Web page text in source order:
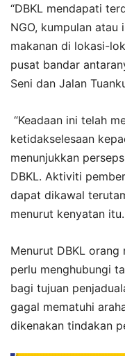
“DBKL mendapati
NGO, kumpulan
makanan di lokasi-
pusat bandar
Seni dan Jalan
“Keadaan ini telah
ketidakselesaan
menunjukkan
DBKL. Aktiviti
dapat dikawal
menurut kenyatan itu.
Menurut DBKL
perlu menghubungi
bagi tujuan
gagal mematuhi
dikenakan tindakan